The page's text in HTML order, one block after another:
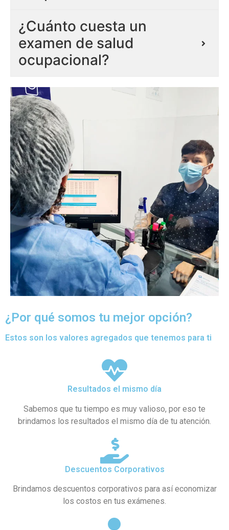
¿Cuánto cuesta un
examen de salud
ocupacional?
¿Por qué somos tu mejor opción?
Estos son los valores agregados que tenemos para ti
Resultados el mismo día
Sabemos que tu tiempo es muy valioso, por eso te
brindamos los resultados el mismo día de tu atención.
Descuentos Corporativos
Brindamos descuentos corporativos para así economizar
los costos en tus exámenes.